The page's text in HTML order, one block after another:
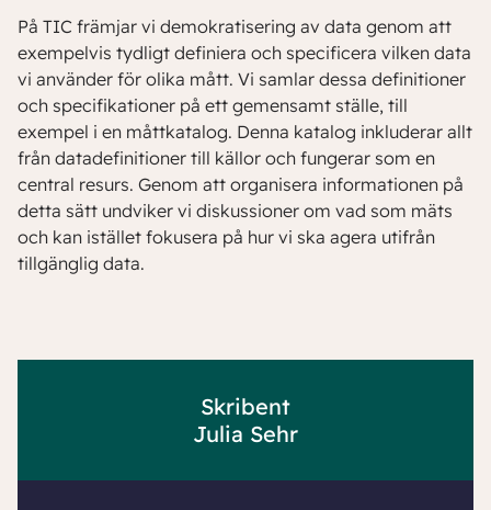
På TIC främjar vi demokratisering av data genom att
exempelvis tydligt definiera och specificera vilken data
vi använder för olika mått. Vi samlar dessa definitioner
och specifikationer på ett gemensamt ställe, till
exempel i en måttkatalog. Denna katalog inkluderar allt
från datadefinitioner till källor och fungerar som en
central resurs. Genom att organisera informationen på
detta sätt undviker vi diskussioner om vad som mäts
och kan istället fokusera på hur vi ska agera utifrån
tillgänglig data.
Skribent
Julia Sehr